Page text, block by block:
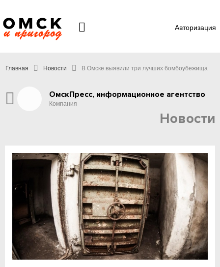
Авторизация
Главная Новости В Омске выявили три лучших бомбоубежища
ОмскПресс, информационное агентство
Компания
Новости